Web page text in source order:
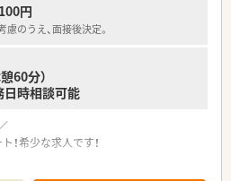
療モールに出店！
底しています。
ができる環境を整えていますので、長く
円
のうえ、面接後決定。
60分）
日時相談可能
！希少な求人です！